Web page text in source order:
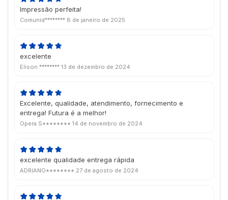
Impressão perfeita!
Comunid******** 8 de janeiro de 2025
excelente
Elison ******** 13 de dezembro de 2024
Excelente, qualidade, atendimento, fornecimento e
entrega! Futura é a melhor!
Opera S******** 14 de novembro de 2024
excelente qualidade entrega rápida
ADRIANO******** 27 de agosto de 2024